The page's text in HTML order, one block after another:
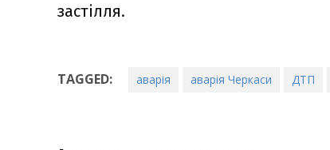
застілля.
TAGGED: аварія аварія Черкаси ДТП